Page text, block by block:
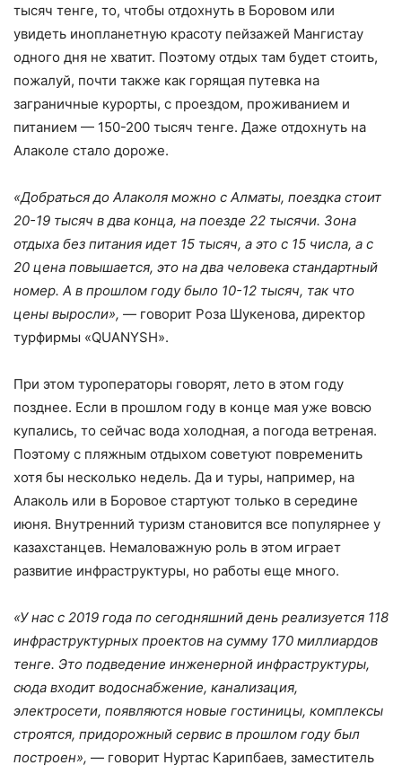
тысяч тенге, то, чтобы отдохнуть в Боровом или
увидеть инопланетную красоту пейзажей Мангистау
одного дня не хватит. Поэтому отдых там будет стоить,
пожалуй, почти также как горящая путевка на
заграничные курорты, с проездом, проживанием и
питанием — 150-200 тысяч тенге. Даже отдохнуть на
Алаколе стало дороже.
«Добраться до Алаколя можно с Алматы, поездка стоит
20-19 тысяч в два конца, на поезде 22 тысячи. Зона
отдыха без питания идет 15 тысяч, а это с 15 числа, а с
20 цена повышается, это на два человека стандартный
номер. А в прошлом году было 10-12 тысяч, так что
цены выросли», — говорит Роза Шукенова, директор
турфирмы «QUANYSH».
При этом туроператоры говорят, лето в этом году
позднее. Если в прошлом году в конце мая уже вовсю
купались, то сейчас вода холодная, а погода ветреная.
Поэтому с пляжным отдыхом советуют повременить
хотя бы несколько недель. Да и туры, например, на
Алаколь или в Боровое стартуют только в середине
июня. Внутренний туризм становится все популярнее у
казахстанцев. Немаловажную роль в этом играет
развитие инфраструктуры, но работы еще много.
«У нас с 2019 года по сегодняшний день реализуется 118
инфраструктурных проектов на сумму 170 миллиардов
тенге. Это подведение инженерной инфраструктуры,
сюда входит водоснабжение, канализация,
электросети, появляются новые гостиницы, комплексы
строятся, придорожный сервис в прошлом году был
построен», — говорит Нуртас Карипбаев, заместитель